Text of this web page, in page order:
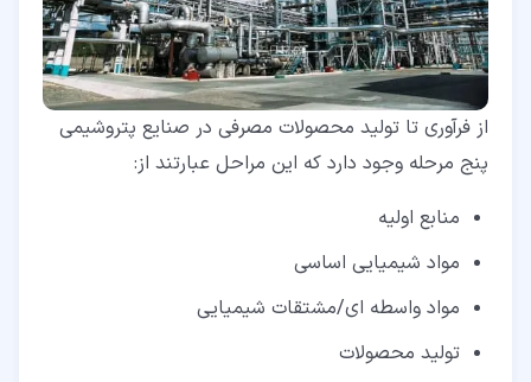
از فرآوری تا تولید محصولات مصرفی در صنایع پتروشیمی
پنج مرحله وجود دارد که این مراحل عبارتند از:
منابع اولیه
مواد شیمیایی اساسی
مواد واسطه ای/مشتقات شیمیایی
تولید محصولات